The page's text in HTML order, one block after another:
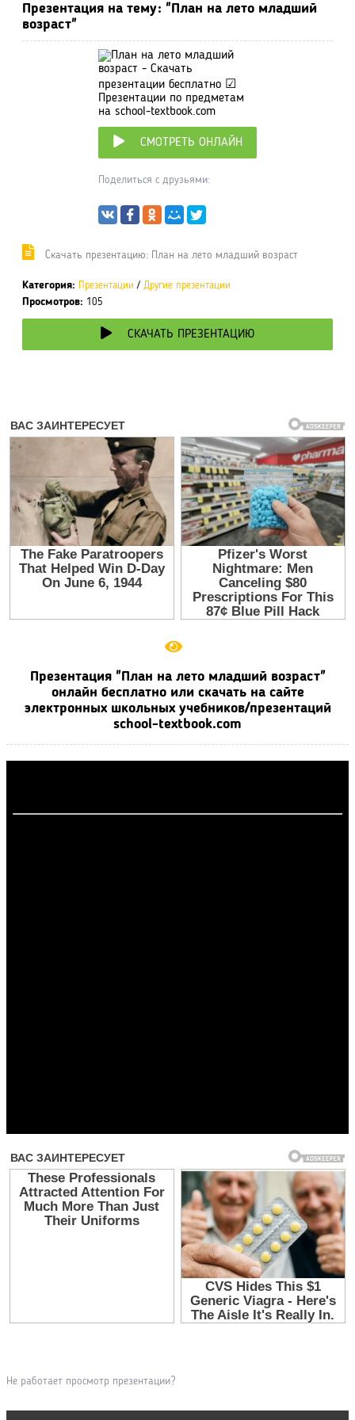
Презентация на тему: "План на лето младший
возраст"
СМОТРЕТЬ ОНЛАЙН
Поделиться с друзьями:
Cкачать презентацию: План на лето младший возраст
Категория: Презентации / Другие презентации
Просмотров: 105
СКАЧАТЬ ПРЕЗЕНТАЦИЮ
Презентация "План на лето младший возраст"
онлайн бесплатно или скачать на сайте
электронных школьных учебников/презентаций
school-textbook.com
Не работает просмотр презентации?